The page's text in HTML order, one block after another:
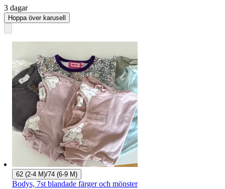
3 dagar
Hoppa över karusell
62 (2-4 M)/74 (6-9 M)
Bodys, 7st blandade färger och mönster